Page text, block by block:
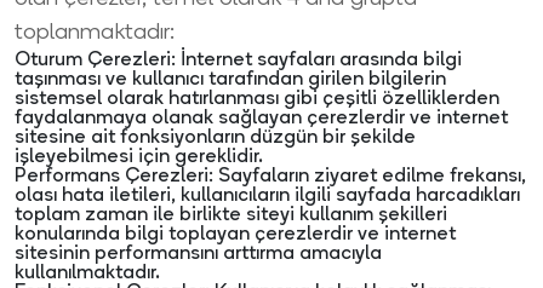
toplanmaktadır:
Oturum Çerezleri: İnternet sayfaları arasında bilgi
taşınması ve kullanıcı tarafından girilen bilgilerin
sistemsel olarak hatırlanması gibi çeşitli özelliklerden
faydalanmaya olanak sağlayan çerezlerdir ve internet
sitesine ait fonksiyonların düzgün bir şekilde
işleyebilmesi için gereklidir.
Performans Çerezleri: Sayfaların ziyaret edilme frekansı,
olası hata iletileri, kullanıcıların ilgili sayfada harcadıkları
toplam zaman ile birlikte siteyi kullanım şekilleri
konularında bilgi toplayan çerezlerdir ve internet
sitesinin performansını arttırma amacıyla
kullanılmaktadır.